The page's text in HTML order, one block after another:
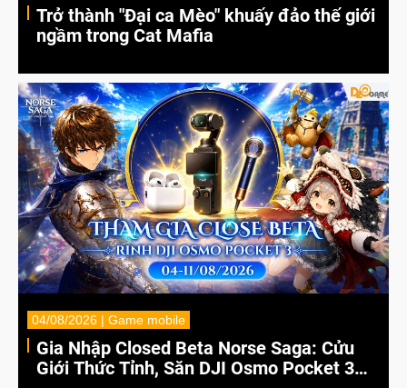
Trở thành "Đại ca Mèo" khuấy đảo thế giới
ngầm trong Cat Mafia
04/08/2026 | Game mobile
Gia Nhập Closed Beta Norse Saga: Cửu
Giới Thức Tỉnh, Săn DJI Osmo Pocket 3